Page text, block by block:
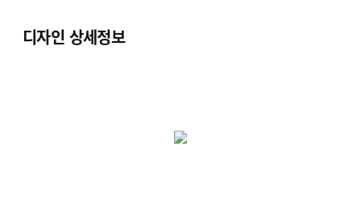
디자인 상세정보